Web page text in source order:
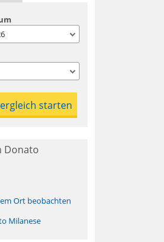
Donato
Ort beobachten
Milanese